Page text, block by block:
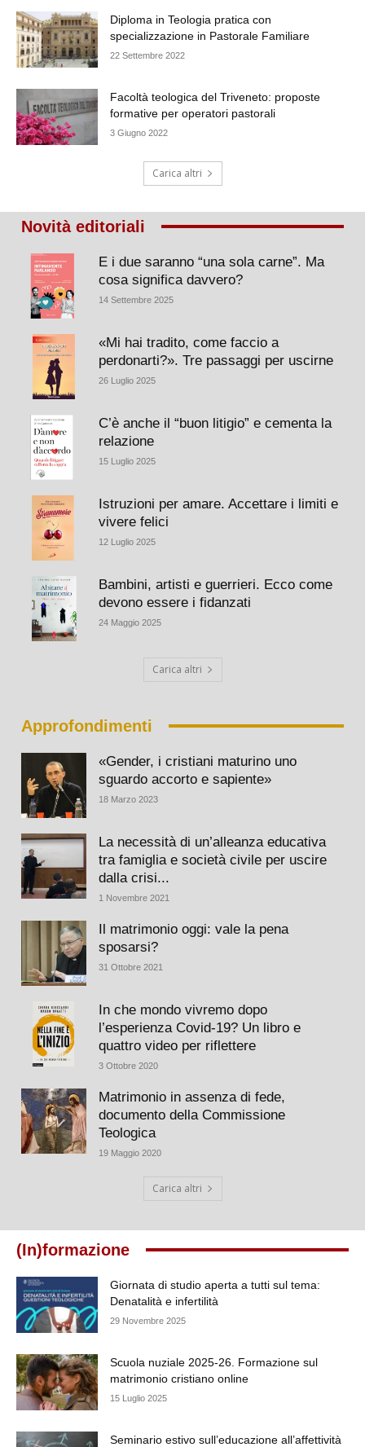
Diploma in Teologia pratica con
specializzazione in Pastorale Familiare
22 Settembre 2022
Facoltà teologica del Triveneto: proposte
formative per operatori pastorali
3 Giugno 2022
Carica altri
Novità editoriali
E i due saranno “una sola carne”. Ma
cosa significa davvero?
14 Settembre 2025
«Mi hai tradito, come faccio a
perdonarti?». Tre passaggi per uscirne
26 Luglio 2025
C’è anche il “buon litigio” e cementa la
relazione
15 Luglio 2025
Istruzioni per amare. Accettare i limiti e
vivere felici
12 Luglio 2025
Bambini, artisti e guerrieri. Ecco come
devono essere i fidanzati
24 Maggio 2025
Carica altri
Approfondimenti
«Gender, i cristiani maturino uno
sguardo accorto e sapiente»
18 Marzo 2023
La necessità di un’alleanza educativa
tra famiglia e società civile per uscire
dalla crisi...
1 Novembre 2021
Il matrimonio oggi: vale la pena
sposarsi?
31 Ottobre 2021
In che mondo vivremo dopo
l’esperienza Covid-19? Un libro e
quattro video per riflettere
3 Ottobre 2020
Matrimonio in assenza di fede,
documento della Commissione
Teologica
19 Maggio 2020
Carica altri
(In)formazione
Giornata di studio aperta a tutti sul tema:
Denatalità e infertilità
29 Novembre 2025
Scuola nuziale 2025-26. Formazione sul
matrimonio cristiano online
15 Luglio 2025
Seminario estivo sull’educazione all’affettività